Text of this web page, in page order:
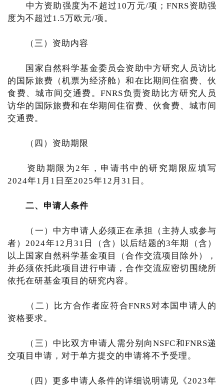
中方资助强度为不超过10万元/项；FNRS资助强
度为不超过1.5万欧元/项。
（三）资助内容
国家自然科学基金委员会资助中方研究人员访比
的国际旅费（机票为经济舱）和在比期间住宿费、伙
食费、城市间交通费。FNRS负责资助比方研究人员
访华的国际旅费和在华期间住宿费、伙食费、城市间
交通费。
（四）资助期限
资助期限为2年，申请书中的研究期限应填写
2024年1月1日至2025年12月31日。
二、申请人条件
（一）中方申请人必须正在承担（主持人或参与
者）2024年12月31日（含）以后结题的3年期（含）
以上国家自然科学基金项目（合作交流项目除外），
并必须依托此项目进行申请，合作交流应密切围绕所
依托在研基金项目的研究内容。
（二）比方合作者应符合FNRS对本国申请人的
资格要求。
（三）中比双方申请人需分别向NSFC和FNRS递
交项目申请，对于单方提交的申请将不予受理。
（四）更多申请人条件的详细说明请见《2023年